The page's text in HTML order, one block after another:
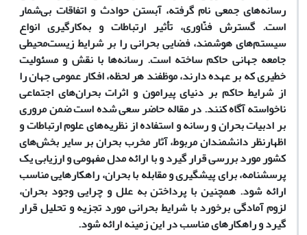
رسانه‌های جمعی نام گرفته، آبستن حوادث و اتفاقات بی‌شمار
است. گسترش فنّاوری، تأثیر ارتباطات و به‌کارگیری انواع
سیستم‌های هوشمند‌، فضایی بحرانی را بر شرایط زیست‌محیطی
جامعه جهانی حاکم ساخته است. رسانه‌ها با نقش و مسئولیت
خطیری که بر عهده دارند، موظفند هر لحظه، افکار عمومی جهان را
از شرایط حاکم بر دنیای پیرامون و اثرات بحران‌های اجتماعی
ناخواسته آگاه کنند. در مقاله حاضر سعی شده است ضمن مروری
بر ادبیات بحران و رسانه و استفاده از نظریه‌های علوم ارتباطات و
اظهارنظر دانشمندان مربوط، آثار مخرب بحران بر سایر بخش‌های
کشور مورد بررسی قرار گیرد و با ارائه مدل مفهومی و ارزیابییک
پرسشنامه، برای پیشگیری و مقابله با بحران، راهکارهایی مناسب
ارائه شود. همچنین با پرداختن به علل و چرایی وجود بحران،
لزوم آمادگی برخورد با شرایط بحرانی مورد تجزیه و تحلیل قرار
گیرد و راهکارهای مناسب در این زمینه ارائه شود.